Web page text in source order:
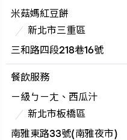
米菇媽紅豆餅
新北市三重區
三和路四段218巷16號
餐飲服務
ㄧ級ㄅㄧㄤ、西瓜汁
新北市板橋區
南雅東路33號(南雅夜市)